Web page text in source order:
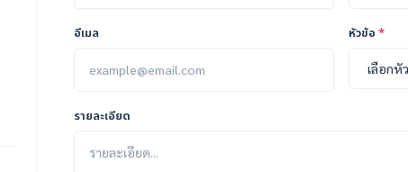
อีเมล หัวข้อ *
รายละเอียด